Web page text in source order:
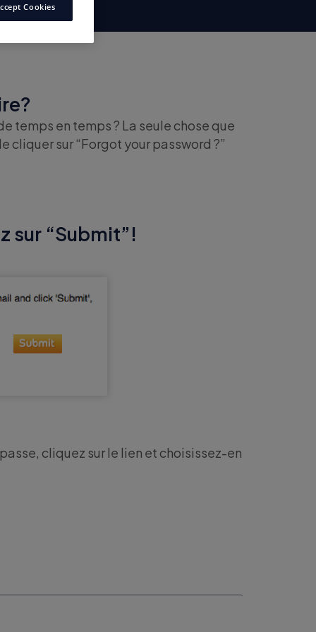
temps en temps ? La seule chose que
cliquer sur “Forgot your password ?”
sur “Submit”!
cliquez sur le lien et choisissez-en
Cookies